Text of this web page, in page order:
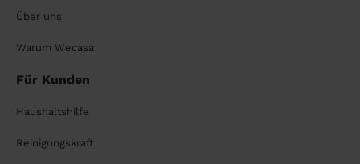
Über uns
Warum Wecasa
Für Kunden
Haushaltshilfe
Reinigungskraft